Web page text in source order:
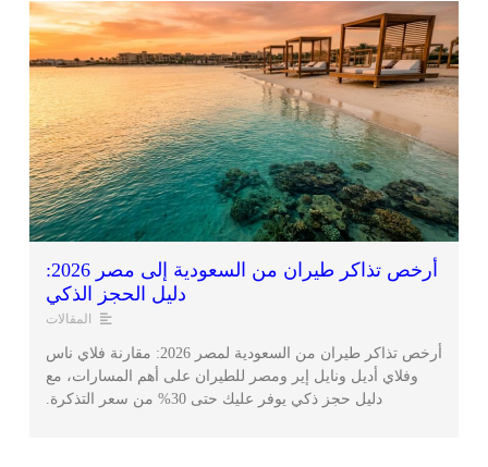
أرخص تذاكر طيران من السعودية إلى مصر 2026:
دليل الحجز الذكي
المقالات
أرخص تذاكر طيران من السعودية لمصر 2026: مقارنة فلاي ناس
وفلاي أديل ونايل إير ومصر للطيران على أهم المسارات، مع
دليل حجز ذكي يوفر عليك حتى 30% من سعر التذكرة.